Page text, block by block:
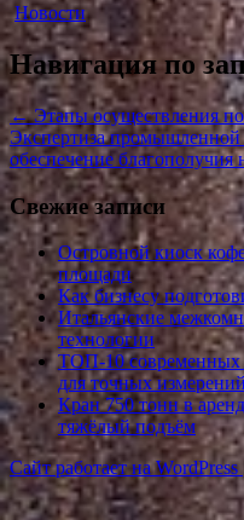
Новости
Навигация по
←Этапы осуществления
Экспертиза промышленной
обеспечение благополучия
Свежие записи
Островной киоск
площади
Как бизнесу
Итальянские
технологии
ТОП-10 современных
для точных
Кран 750 тонн в
тяжёлый подъём
Сайт работает на WordPress